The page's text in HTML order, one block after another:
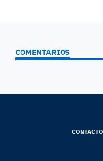
COMENTARIOS
CONTACTO